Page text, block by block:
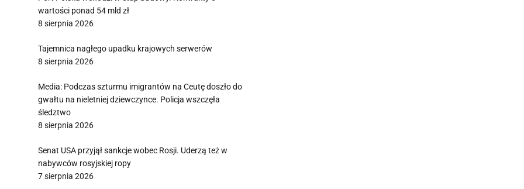
wartości ponad 54 mld zł
8 sierpnia 2026
Tajemnica nagłego upadku krajowych serwerów
8 sierpnia 2026
Media: Podczas szturmu imigrantów na Ceutę doszło do
gwałtu na nieletniej dziewczynce. Policja wszczęła
śledztwo
8 sierpnia 2026
Senat USA przyjął sankcje wobec Rosji. Uderzą też w
nabywców rosyjskiej ropy
7 sierpnia 2026